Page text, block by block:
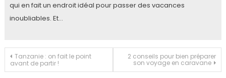
qui en fait un endroit idéal pour passer des vacances
inoubliables. Et…
Navigation
Tanzanie : on fait le point
avant de partir !
2 conseils pour bien préparer
son voyage en caravane